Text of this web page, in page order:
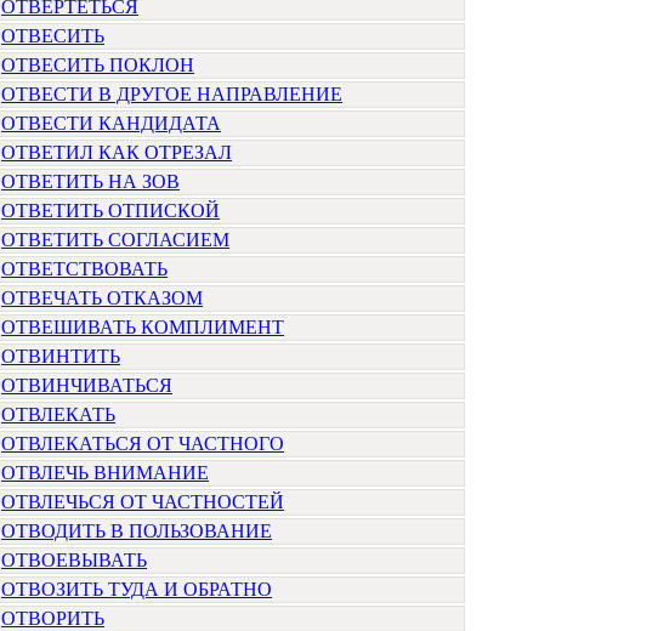
ОТВЕРТЕТЬСЯ
ОТВЕСИТЬ
ОТВЕСИТЬ ПОКЛОН
ОТВЕСТИ В ДРУГОЕ НАПРАВЛЕНИЕ
ОТВЕСТИ КАНДИДАТА
ОТВЕТИЛ КАК ОТРЕЗАЛ
ОТВЕТИТЬ НА ЗОВ
ОТВЕТИТЬ ОТПИСКОЙ
ОТВЕТИТЬ СОГЛАСИЕМ
ОТВЕТСТВОВАТЬ
ОТВЕЧАТЬ ОТКАЗОМ
ОТВЕШИВАТЬ КОМПЛИМЕНТ
ОТВИНТИТЬ
ОТВИНЧИВАТЬСЯ
ОТВЛЕКАТЬ
ОТВЛЕКАТЬСЯ ОТ ЧАСТНОГО
ОТВЛЕЧЬ ВНИМАНИЕ
ОТВЛЕЧЬСЯ ОТ ЧАСТНОСТЕЙ
ОТВОДИТЬ В ПОЛЬЗОВАНИЕ
ОТВОЕВЫВАТЬ
ОТВОЗИТЬ ТУДА И ОБРАТНО
ОТВОРИТЬ